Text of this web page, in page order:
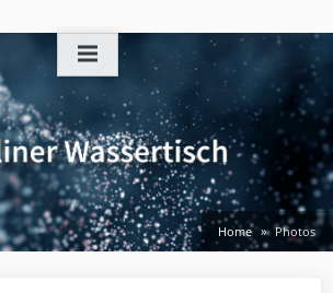
Home Photos